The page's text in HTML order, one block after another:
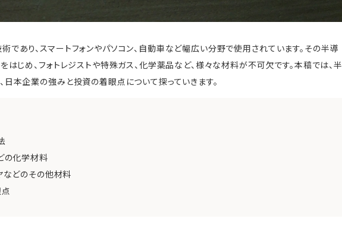
あり、スマートフォンやパソコン、自動車など幅広い分野で使用されています。その半導
じめ、フォトレジストや特殊ガス、化学薬品など、様々な材料が不可欠です。本稿では、半
本企業の強みと投資の着眼点について探っていきます。
の化学材料
などのその他材料